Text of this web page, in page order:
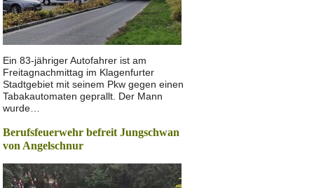
Ein 83-jähriger Autofahrer ist am
Freitagnachmittag im Klagenfurter
Stadtgebiet mit seinem Pkw gegen einen
Tabakautomaten geprallt. Der Mann
wurde…
Berufsfeuerwehr befreit Jungschwan
von Angelschnur